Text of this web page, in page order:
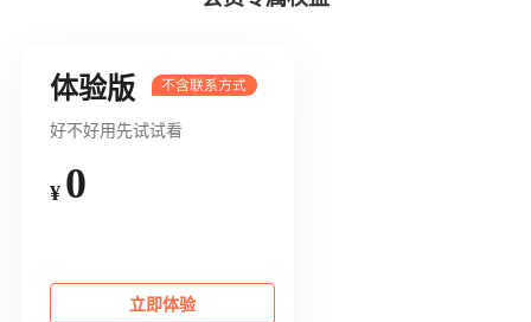
体验版
好不好用先试试看
¥ 0
立即体验